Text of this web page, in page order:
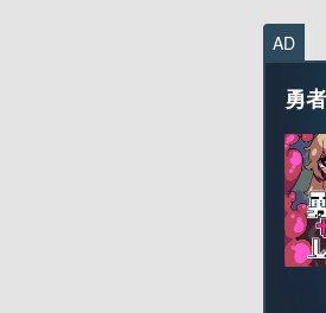
AD
勇